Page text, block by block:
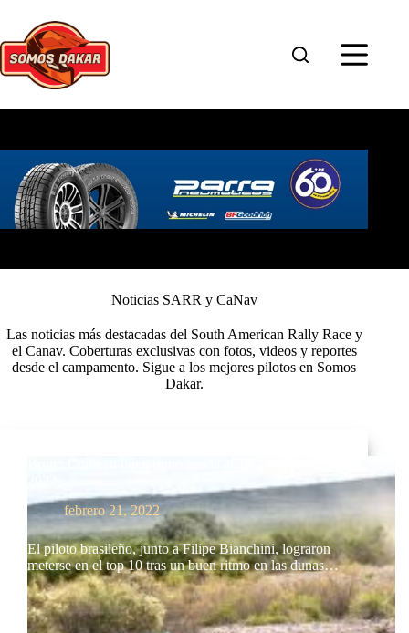
contenido
Noticias SARR y CaNav
Las noticias más destacadas del South American Rally Race y
el Canav. Coberturas exclusivas con fotos, videos y reportes
desde el campamento. Sigue a los mejores pilotos en Somos
Dakar.
febrero 21, 2022
El piloto brasileño, junto a Filipe Bianchini, lograron
meterse en el top 10 tras un buen ritmo en las dunas…